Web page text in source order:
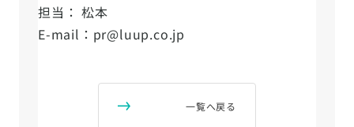
担当： 松本
E-mail：pr@luup.co.jp
一覧へ戻る